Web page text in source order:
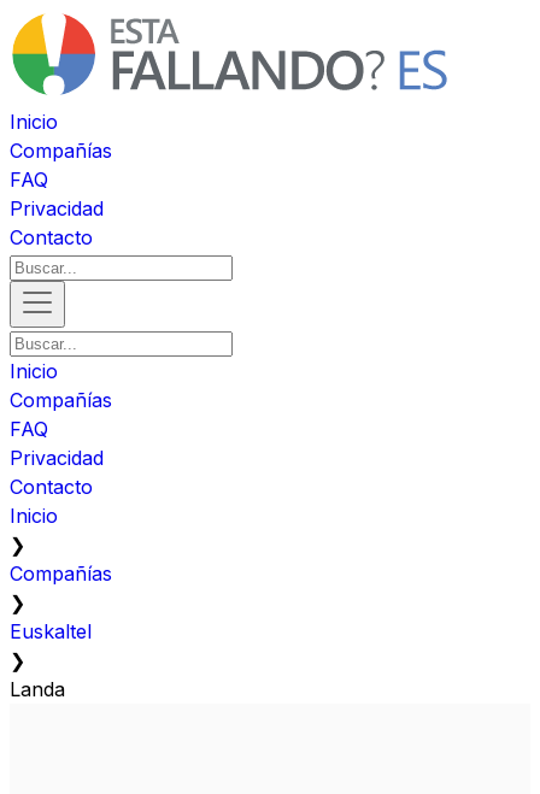
Inicio
Compañías
FAQ
Privacidad
Contacto
Inicio
Compañías
FAQ
Privacidad
Contacto
Inicio
❯
Compañías
❯
Euskaltel
❯
Landa